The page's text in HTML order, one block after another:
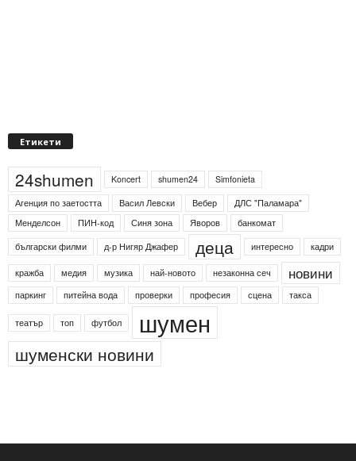
Етикети
24shumen Koncert shumen24
Simfonieta
Агенция по заетостта
Васил Левски Вебер
ДЛС "Паламара"
Менделсон
ПИН-код Синя зона Яворов
банкомат
български филми
д-р Нигяр Джафер деца интересно кадри
кражба медия музика най-новото незаконна сеч новини
паркинг питейна вода проверки професия сцена такса
театър топ футбол шумен
шуменски новини